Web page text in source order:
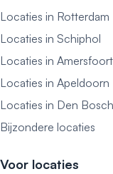
Locaties in Rotterdam
Locaties in Schiphol
Locaties in Amersfoort
Locaties in Apeldoorn
Locaties in Den Bosch
Bijzondere locaties
Voor locaties